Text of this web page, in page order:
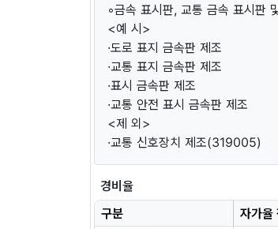
◦금속 표시판, 교통 금속 표시판
<예 시>
·도로 표지 금속판 제조
·교통 표지 금속판 제조
·표시 금속판 제조
·교통 안전 표시 금속판 제조
<제 외>
·교통 신호장치 제조(319005)
경비율
구분
자가율